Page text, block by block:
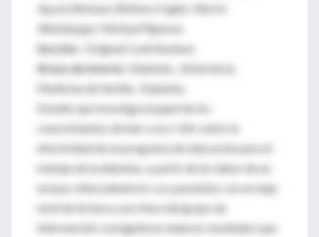
Ayumi Shintani; Britton Crigler; Morris
Weinberger; Michael Pignone
Sección
: Original Contributions
Áreas de interés : Diabetes. Enfermería.
Medicina de familia. Diabetes.
Estudio que investiga el papel de los
conocimientos de leer y esc! ribir sobre la
efectividad de un programa de educación para el
manejo de la diabetes, a partir de los datos de un
ensayo clínicoaleatorio. Los pacientes con un bajo
nivel de lectura y escritura del grupo de
intervención consiguieron mejores resultados que